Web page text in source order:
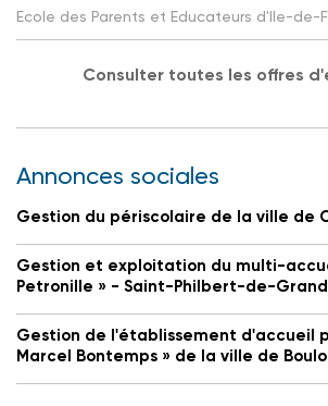
Ecole des Parents et Educateurs d'Ile-de-
Consulter toutes les offres
Annonces sociales
Gestion du périscolaire de la ville de
Gestion et exploitation du multi-
Petronille » - Saint-Philbert-de-
Gestion de l'établissement d'accueil
Marcel Bontemps » de la ville de